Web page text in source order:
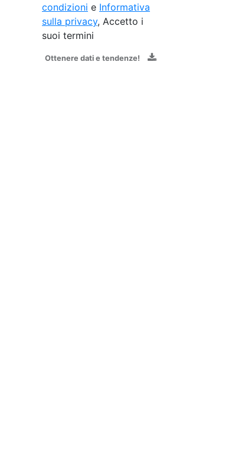
condizioni e Informativa
sulla privacy, Accetto i
suoi termini
Ottenere dati e tendenze!